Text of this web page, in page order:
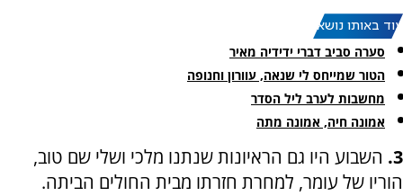
עוד באותו נושא:
סערה סביב דברי ידידיה מאיר
הטור שמייחס לי שנאה, עוורון וחנופה
מחשבות לערב ליל הסדר
אמונה חיה, אמונה מתה
3. השבוע היו גם הראיונות שנתנו מלכי ושלי שם טוב,
הוריו של עומר, למחרת חזרתו מבית החולים הביתה.